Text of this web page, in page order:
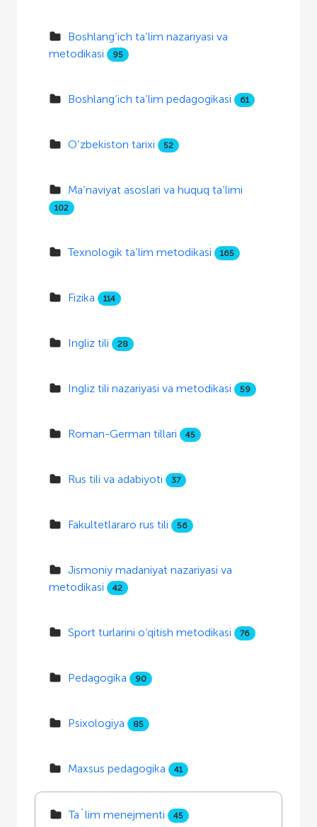
Boshlang‘ich ta’lim nazariyasi va
metodikasi
95
Boshlang‘ich ta’lim pedagogikasi 61
O‘zbekiston tarixi 52
Ma’naviyat asoslari va huquq ta’limi
102
Texnologik ta’lim metodikasi 165
Fizika 114
Ingliz tili 28
Ingliz tili nazariyasi va metodikasi 59
Roman-German tillari 45
Rus tili va adabiyoti 37
Fakultetlararo rus tili 56
Jismoniy madaniyat nazariyasi va
metodikasi
42
Sport turlarini o‘qitish metodikasi 76
Pedagogika 90
Psixologiya 85
Maxsus pedagogika 41
Ta`lim menejmenti 45